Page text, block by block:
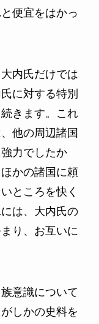
便宜をはかっ
内氏だけでは
に対する特別
きます。これ
他の周辺諸国
力でしたか
かの諸国に頼
ところを快く
は、大内氏の
り、お互いに
意識について
しかの史料を